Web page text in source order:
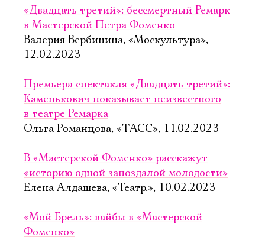
«Двадцать третий»: бессмертный Ремарк
в Мастерской Петра Фоменко
Валерия Вербинина, «Москультура»,
12.02.2023
Премьера спектакля «Двадцать третий»:
Каменькович показывает неизвестного
в театре Ремарка
Ольга Романцова, «ТАСС», 11.02.2023
В «Мастерской Фоменко» расскажут
«историю одной запоздалой молодости»
Елена Алдашева, «Театр.», 10.02.2023
«Мой Брель»: вайбы в «Мастерской
Фоменко»